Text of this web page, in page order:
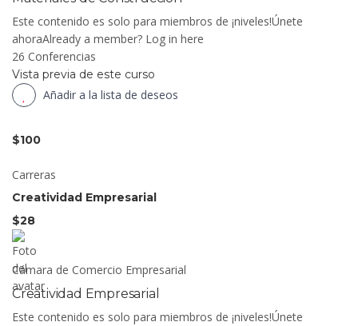
Este contenido es solo para miembros de ¡niveles!Únete
ahoraAlready a member? Log in here
26 Conferencias
Vista previa de este curso
Añadir a la lista de deseos
$100
Carreras
Creatividad Empresarial
$28
Cámara de Comercio Empresarial
Creatividad Empresarial
Este contenido es solo para miembros de ¡niveles!Únete